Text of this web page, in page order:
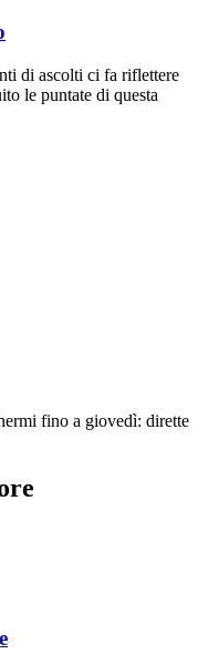
di ascolti ci fa riflettere
le puntate di questa
fino a giovedì: dirette